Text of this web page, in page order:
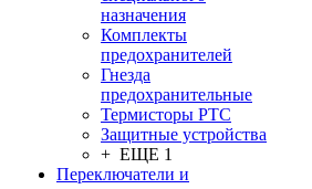
назначения
Комплекты
предохранителей
Гнезда
предохранительные
Термисторы PTC
Защитные устройства
+ ЕЩЕ 1
Переключатели и